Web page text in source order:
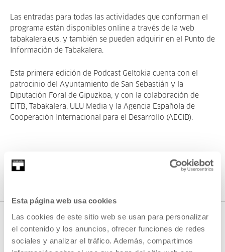
Esta página web usa cookies
Las cookies de este sitio web se usan para personalizar
el contenido y los anuncios, ofrecer funciones de redes
sociales y analizar el tráfico. Además, compartimos
Las entradas para todas las actividades que conforman el
programa están disponibles online a través de la web
tabakalera.eus, y también se pueden adquirir en el Punto de
Información de Tabakalera.
Esta primera edición de Podcast Geltokia cuenta con el
patrocinio del Ayuntamiento de San Sebastián y la
Diputación Foral de Gipuzkoa, y con la colaboración de
EITB, Tabakalera, ULU Media y la Agencia Española de
Cooperación Internacional para el Desarrollo (AECID).
DESCARGAS